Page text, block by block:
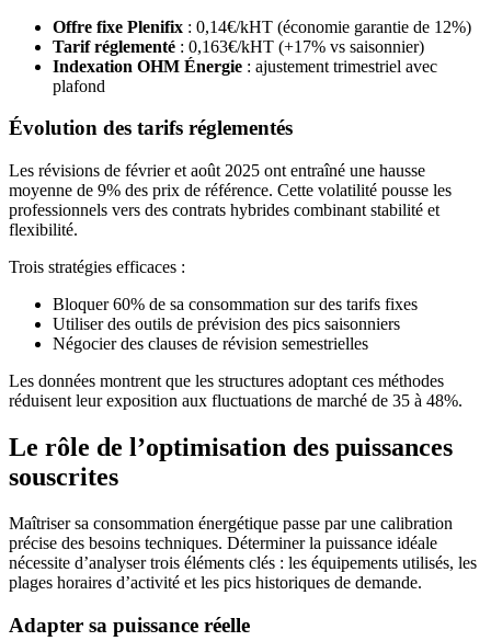
Offre fixe Plenifix : 0,14€/kHT (économie garantie de 12%)
Tarif réglementé : 0,163€/kHT (+17% vs saisonnier)
Indexation OHM Énergie : ajustement trimestriel avec
plafond
Évolution des tarifs réglementés
Les révisions de février et août 2025 ont entraîné une hausse
moyenne de 9% des prix de référence. Cette volatilité pousse les
professionnels vers des contrats hybrides combinant stabilité et
flexibilité.
Trois stratégies efficaces :
Bloquer 60% de sa consommation sur des tarifs fixes
Utiliser des outils de prévision des pics saisonniers
Négocier des clauses de révision semestrielles
Les données montrent que les structures adoptant ces méthodes
réduisent leur exposition aux fluctuations de marché de 35 à 48%.
Le rôle de l’optimisation des puissances
souscrites
Maîtriser sa consommation énergétique passe par une calibration
précise des besoins techniques. Déterminer la puissance idéale
nécessite d’analyser trois éléments clés : les équipements utilisés, les
plages horaires d’activité et les pics historiques de demande.
Adapter sa puissance réelle